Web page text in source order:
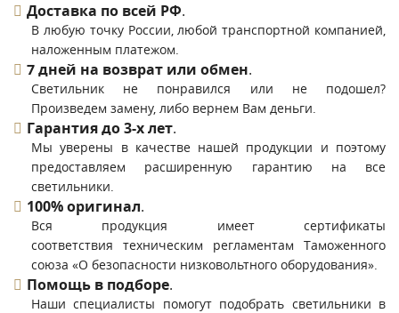
Доставка по всей РФ.
В любую точку России, любой транспортной компанией,
наложенным платежом.
7 дней на возврат или обмен.
Светильник не понравился или не подошел?
Произведем замену, либо вернем Вам деньги.
Гарантия до 3-х лет.
Мы уверены в качестве нашей продукции и поэтому
предоставляем расширенную гарантию на все
светильники.
100% оригинал.
Вся продукция имеет сертификаты
соответствия техническим регламентам Таможенного
союза «О безопасности низковольтного оборудования».
Помощь в подборе.
Наши специалисты помогут подобрать светильники в